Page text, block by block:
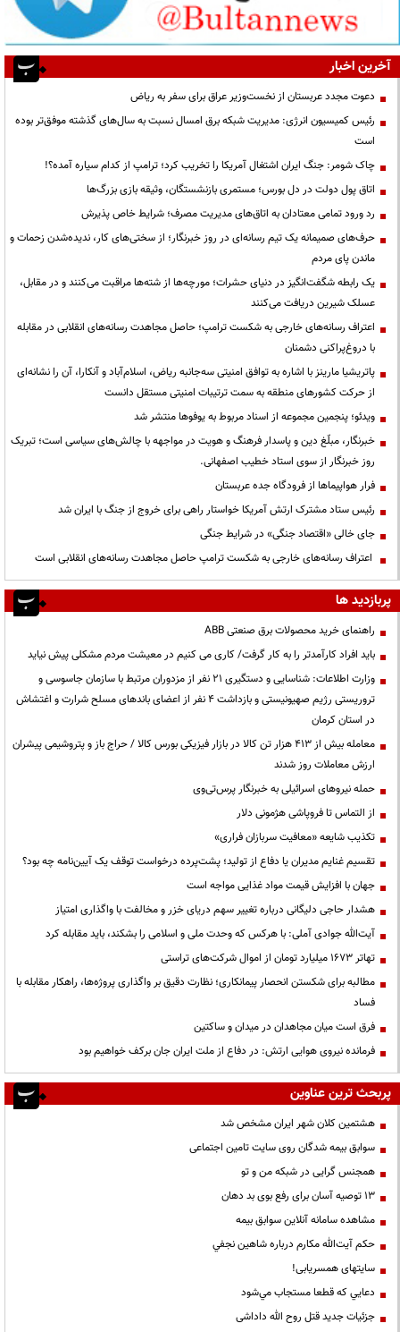
آخرین اخبار
دعوت مجدد عربستان از نخست‌وزیر عراق برای سفر به ریاض
رئیس کمیسیون انرژی: مدیریت شبکه برق امسال نسبت به سال‌های گذشته موفق‌تر بوده
است
چاک شومر: جنگ ایران اشتغال آمریکا را تخریب کرد؛ ترامپ از کدام سیاره آمده؟!
اتاق پول دولت در دل بورس؛ مستمری بازنشستگان، وثیقه بازی بزرگ‌ها
رد ورود تمامی معتادان به اتاق‌های مدیریت مصرف؛ شرایط خاص پذیرش
حرف‌های صمیمانه یک تیم رسانه‌ای در روز خبرنگار؛ از سختی‌های کار، ندیده‌شدن زحمات و
ماندن پای مردم
یک رابطه شگفت‌انگیز در دنیای حشرات؛ مورچه‌ها از شته‌ها مراقبت می‌کنند و در مقابل،
عسلک شیرین دریافت می‌کنند
اعتراف رسانه‌های خارجی به شکست ترامپ؛ حاصل مجاهدت رسانه‌های انقلابی در مقابله
با دروغ‌پراکنی دشمنان
پاتریشیا مارینز با اشاره به توافق امنیتی سه‌جانبه ریاض، اسلام‌آباد و آنکارا، آن را نشانه‌ای
از حرکت کشورهای منطقه به سمت ترتیبات امنیتی مستقل دانست
ویدئو؛ پنجمین مجموعه از اسناد مربوط به یوفوها منتشر شد
خبرنگار، مبلّغ دین و پاسدار فرهنگ و هویت در مواجهه با چالش‌های سیاسی است؛ تبریک
روز خبرنگار از سوی استاد خطیب اصفهانی.
فرار هواپیماها از فرودگاه جده عربستان
رئیس ستاد مشترک ارتش آمریکا خواستار راهی برای خروج از جنگ با ایران شد
جای خالی «اقتصاد جنگی» در شرایط جنگی
اعتراف رسانه‌های خارجی به شکست ترامپ حاصل مجاهدت رسانه‌های انقلابی است
پربازدید ها
راهنمای خرید محصولات برق صنعتی ABB
باید افراد کارآمدتر را به کار گرفت/ کاری می کنیم در معیشت مردم مشکلی پیش نیاید
وزارت اطلاعات: شناسایی و دستگیری ۲۱ نفر از مزدوران مرتبط با سازمان جاسوسی و
تروریستی رژیم صهیونیستی و بازداشت ۴ نفر از اعضای باندهای مسلح شرارت و اغتشاش
در استان کرمان
معامله بیش از ۴۱۳ هزار تن کالا در بازار فیزیکی بورس کالا / حراج باز و پتروشیمی پیشران
ارزش معاملات روز شدند
حمله نیروهای اسرائیلی به خبرنگار پرس‌تی‌وی
از التماس تا فروپاشی هژمونی دلار
تکذیب شایعه «معافیت سربازان فراری»
تقسیم غنایم مدیران یا دفاع از تولید؛ پشت‌پرده درخواست توقف یک آیین‌نامه چه بود؟
جهان با افزایش قیمت مواد غذایی مواجه است
هشدار حاجی دلیگانی درباره تغییر سهم دریای خزر و مخالفت با واگذاری امتیاز
آیت‌الله جوادی آملی: با هرکس که وحدت ملی و اسلامی را بشکند، باید مقابله کرد
تهاتر ۱۶۷۳ میلیارد تومان از اموال شرکت‌های تراستی
مطالبه برای شکستن انحصار پیمانکاری؛ نظارت دقیق بر واگذاری پروژه‌ها، راهکار مقابله با
فساد
فرق است میان مجاهدان در میدان و ساکتین
فرمانده نیروی هوایی ارتش: در دفاع از ملت ایران جان برکف خواهیم بود
پربحث ترین عناوین
هشتمین کلان شهر ایران مشخص شد
سوابق بیمه شدگان روی سایت تامین اجتماعی
همجنس گرایی در شبکه من و تو
13 توصیه آسان برای رفع بوی بد دهان
مشاهده سامانه آنلاين سوابق بیمه
حكم آيت‌الله مكارم درباره شاهين نجفي
سایتهای همسریابی!
دعايي كه قطعا مستجاب مي‌شود
جزئیات جدید قتل روح الله داداشی